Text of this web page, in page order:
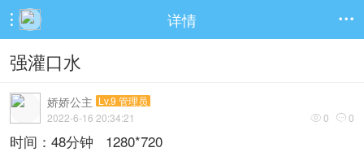
 详情 
强灌口水
娇娇公主 Lv.9 管理员
 0  0
2022-6-16 20:34:21
时间：48分钟 1280*720